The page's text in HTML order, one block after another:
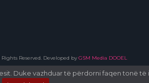
Duke vazhduar të përdorni faqen tonë të
Reserved. Developed by GSM Media DOOEL